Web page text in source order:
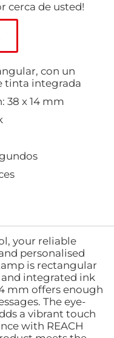
cerca de usted!
con un
tinta integrada
38 x 14 mm
your reliable
personalised
is rectangular
integrated ink
mm offers enough
The eye-
a vibrant touch
with REACH